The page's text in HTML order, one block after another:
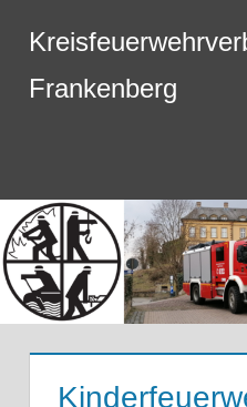
Inhalt
springenFrankenberg